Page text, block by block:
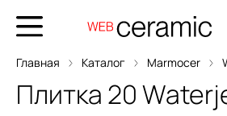
Главная Каталог Marmocer
Плитка 20